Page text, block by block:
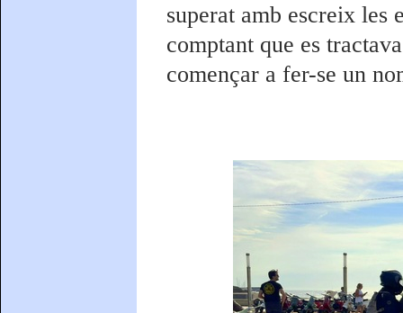
superat amb escreix les
comptant que es
començar a fer-se un